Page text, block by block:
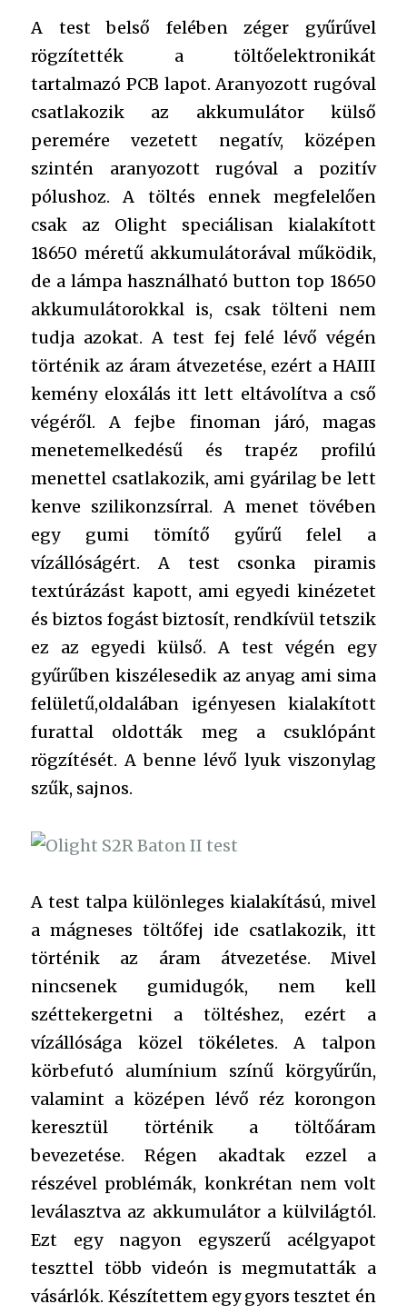
A test belső felében zéger gyűrűvel
rögzítették a töltőelektronikát
tartalmazó PCB lapot. Aranyozott rugóval
csatlakozik az akkumulátor külső
peremére vezetett negatív, középen
szintén aranyozott rugóval a pozitív
pólushoz. A töltés ennek megfelelően
csak az Olight speciálisan kialakított
18650 méretű akkumulátorával működik,
de a lámpa használható button top 18650
akkumulátorokkal is, csak tölteni nem
tudja azokat. A test fej felé lévő végén
történik az áram átvezetése, ezért a HAIII
kemény eloxálás itt lett eltávolítva a cső
végéről. A fejbe finoman járó, magas
menetemelkedésű és trapéz profilú
menettel csatlakozik, ami gyárilag be lett
kenve szilikonzsírral. A menet tövében
egy gumi tömítő gyűrű felel a
vízállóságért. A test csonka piramis
textúrázást kapott, ami egyedi kinézetet
és biztos fogást biztosít, rendkívül tetszik
ez az egyedi külső. A test végén egy
gyűrűben kiszélesedik az anyag ami sima
felületű,oldalában igényesen kialakított
furattal oldották meg a csuklópánt
rögzítését. A benne lévő lyuk viszonylag
szűk, sajnos.
A test talpa különleges kialakítású, mivel
a mágneses töltőfej ide csatlakozik, itt
történik az áram átvezetése. Mivel
nincsenek gumidugók, nem kell
széttekergetni a töltéshez, ezért a
vízállósága közel tökéletes. A talpon
körbefutó alumínium színű körgyűrűn,
valamint a középen lévő réz korongon
keresztül történik a töltőáram
bevezetése. Régen akadtak ezzel a
részével problémák, konkrétan nem volt
leválasztva az akkumulátor a külvilágtól.
Ezt egy nagyon egyszerű acélgyapot
teszttel több videón is megmutatták a
vásárlók. Készítettem egy gyors tesztet én